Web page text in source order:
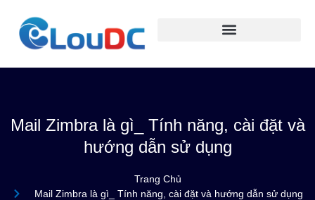
Mail Zimbra là gì_ Tính năng, cài đặt và
hướng dẫn sử dụng
Trang Chủ
Mail Zimbra là gì_ Tính năng, cài đặt và hướng dẫn sử dụng